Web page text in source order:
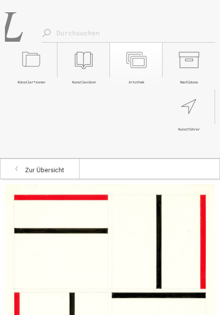
Nachlässe
Artothek
Kunstlexikon
Künstler*innen
Kunstführer
Zur Übersicht